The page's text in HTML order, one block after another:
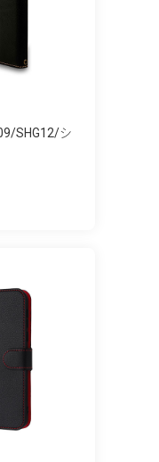
SHG12/シ